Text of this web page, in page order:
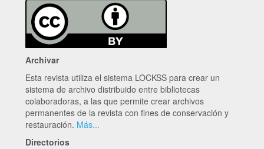
Archivar
Esta revista utiliza el sistema LOCKSS para crear un
sistema de archivo distribuido entre bibliotecas
colaboradoras, a las que permite crear archivos
permanentes de la revista con fines de conservación y
restauración. Más...
Directorios